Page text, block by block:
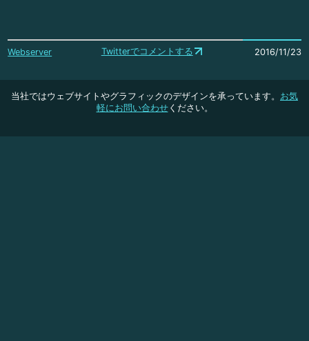
Webserver Twitterでコメントする 2016/11/23
当社ではウェブサイトやグラフィックのデザインを承っています。 お気
軽にお問い合わせください。